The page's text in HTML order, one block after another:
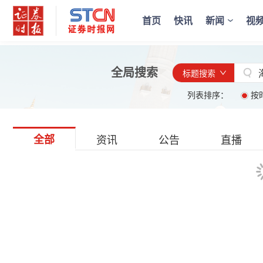
首页 快讯 新闻 视
全局搜索
标题搜索
列表排序：
按
全部 资讯 公告 直播